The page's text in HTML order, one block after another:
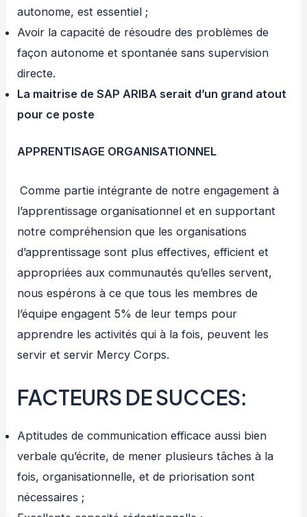
autonome, est essentiel ;
Avoir la capacité de résoudre des problèmes de
façon autonome et spontanée sans supervision
directe.
La maitrise de SAP ARIBA serait d’un grand atout
pour ce poste
APPRENTISAGE ORGANISATIONNEL
Comme partie intégrante de notre engagement à
l’apprentissage organisationnel et en supportant
notre compréhension que les organisations
d’apprentissage sont plus effectives, efficient et
appropriées aux communautés qu’elles servent,
nous espérons à ce que tous les membres de
l’équipe engagent 5% de leur temps pour
apprendre les activités qui à la fois, peuvent les
servir et servir Mercy Corps.
FACTEURS DE SUCCES:
Aptitudes de communication efficace aussi bien
verbale qu’écrite, de mener plusieurs tâches à la
fois, organisationnelle, et de priorisation sont
nécessaires ;